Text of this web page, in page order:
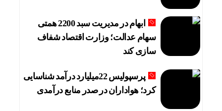
ابهام در مدیریت سبد 2200 همتی
سهام عدالت؛ وزارت اقتصاد شفاف
سازی کند
پرسپولیس 22میلیارد درآمد شناسایی
کرد؛ هواداران در صدر منابع درآمدی